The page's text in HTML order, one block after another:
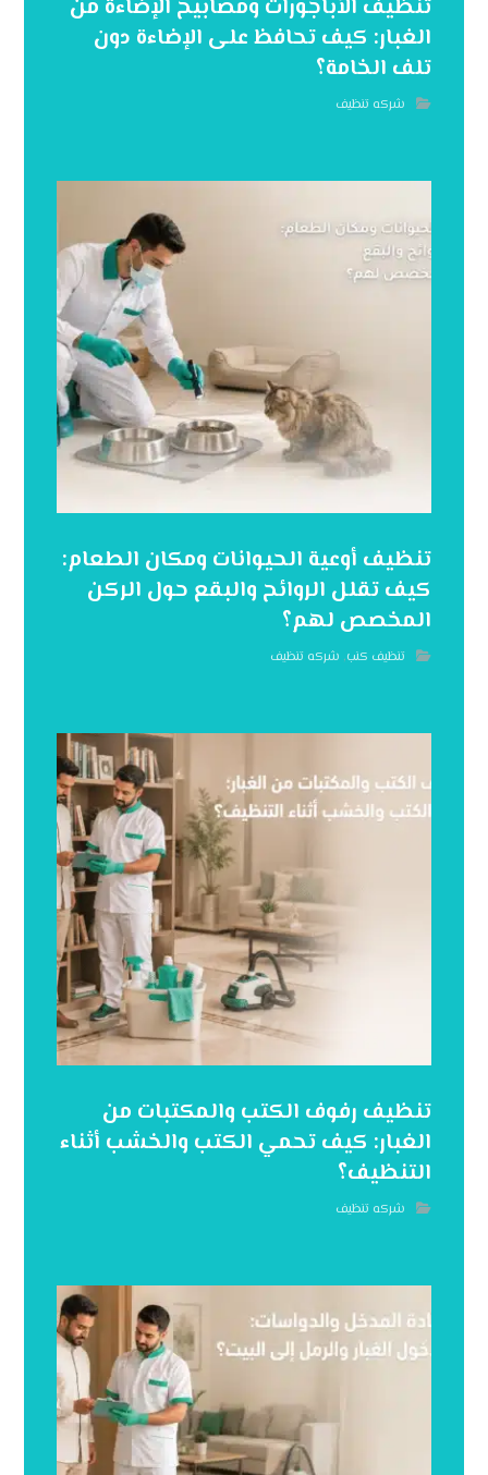
تنظيف الأباجورات ومصابيح الإضاءة من
الغبار: كيف تحافظ على الإضاءة دون
تلف الخامة؟
شركه تنظيف
تنظيف أوعية الحيوانات ومكان الطعام:
كيف تقلل الروائح والبقع حول الركن
المخصص لهم؟
تنظيف كنب, شركه تنظيف
تنظيف رفوف الكتب والمكتبات من
الغبار: كيف تحمي الكتب والخشب أثناء
التنظيف؟
شركه تنظيف